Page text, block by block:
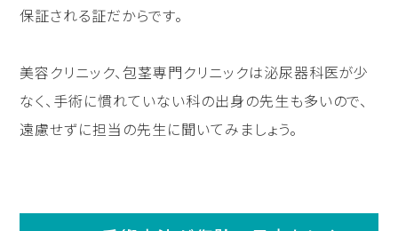
保証される証だからです。
美容クリニック、包茎専門クリニックは泌尿器科医が少
なく、手術に慣れていない科の出身の先生も多いので、
遠慮せずに担当の先生に聞いてみましょう。